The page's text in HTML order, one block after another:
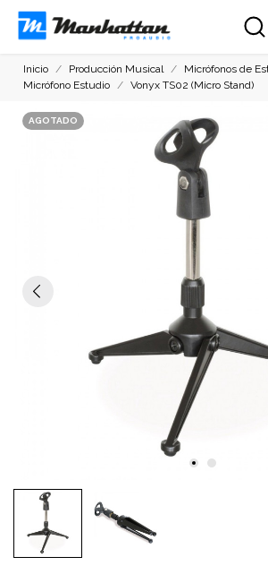
Inicio Producción Musical Micrófonos de
Micrófono Estudio
Vonyx TS02 (Micro Stand)
AGOTADO